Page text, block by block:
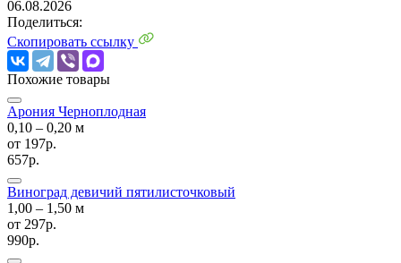
06.08.2026
Поделиться:
Скопировать ссылку
Похожие товары
Арония Черноплодная
0,10 ‒ 0,20 м
от 197р.
657р.
Виноград девичий пятилисточковый
1,00 ‒ 1,50 м
от 297р.
990р.